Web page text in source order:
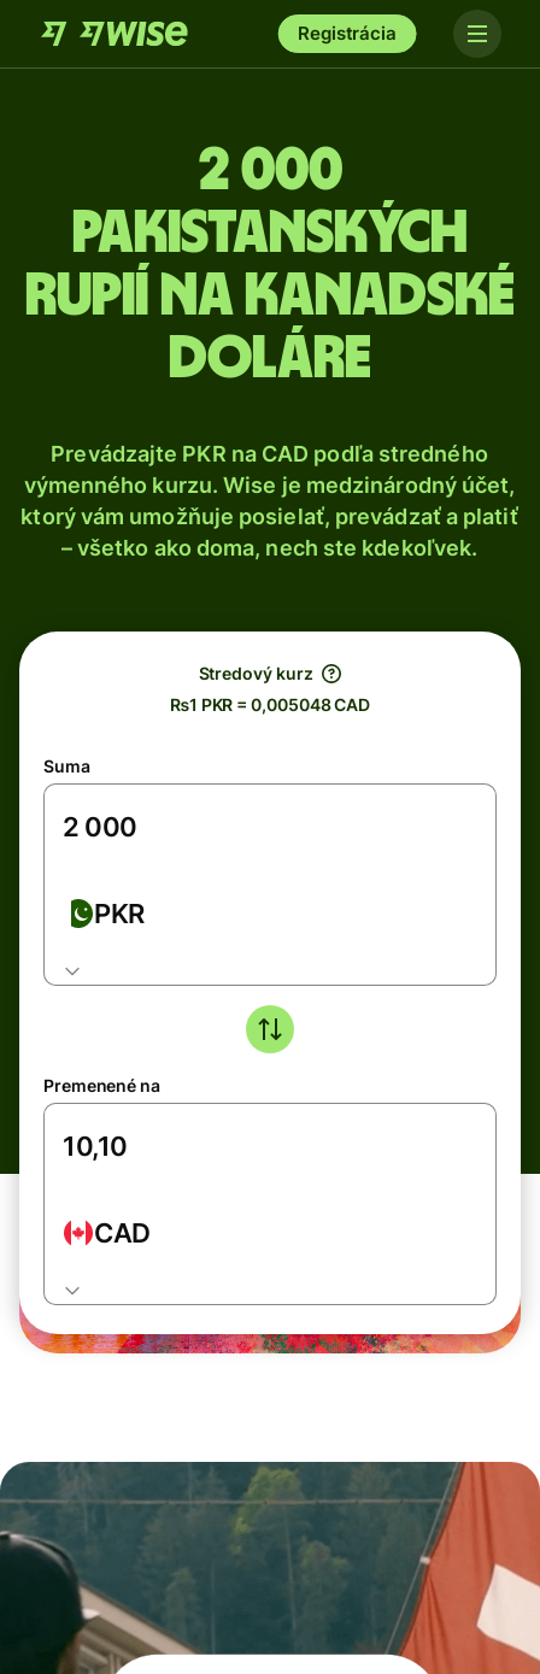
Registrácia
2 000
Pakistanských
rupií na kanadské
doláre
Prevádzajte PKR na CAD podľa stredného
výmenného kurzu. Wise je medzinárodný účet,
ktorý vám umožňuje posielať, prevádzať a platiť
– všetko ako doma, nech ste kdekoľvek.
Stredový kurz
₨1 PKR = 0,005048 CAD
Suma
PKR
Premenené na
CAD